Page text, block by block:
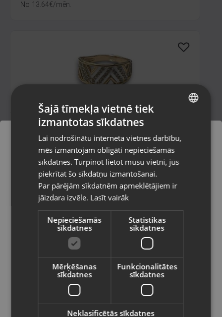
No 13.64€/mēn.
Zelta gredzens
Rīga, A.Deglava iela 67
Stāvoklis Restaurēts (Garantija 24 mēneši)
261.00€
€ /mēn.
Zelta gredzens
Pasūtījumi tiks piegādāti uz
izvēlēto valsti
Vietnes saturs būs attēlots izvēlētajā
valodā
Valsts
Latviešu / Latvian
RUSSIAN
Šajā tīmekļa vietnē tiek
izmantotas sīkdatnes
Lai nodrošinātu interneta vietnes darbību,
mēs izmantojam obligāti nepieciešamās
sīkdatnes. Turpinot lietot mūsu vietni, jūs
piekrītat šo sīkdatņu izmantošanai.
Par pārējām sīkdatnēm apmeklētājiem ir
jāizdara izvēle. Lasīt vairāk
Nepieciešamās
sīkdatnes
Statistikas
sīkdatnes
Mērķēšanas
sīkdatnes
Funkcionalitātes
sīkdatnes
Neklasificētās sīkdatnes